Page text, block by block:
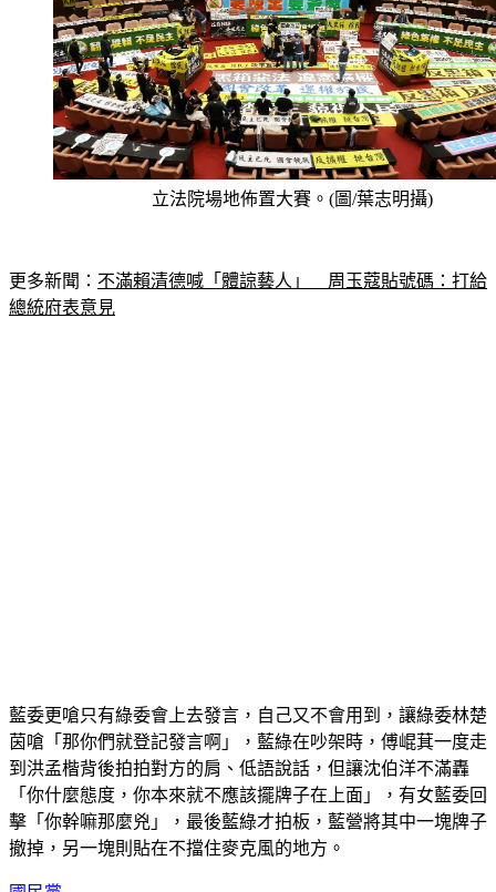
立法院場地佈置大賽。(圖/葉志明攝)
更多新聞： 不滿賴清德喊「體諒藝人」　周玉蔻貼號碼：打給
總統府表意見
藍委更嗆只有綠委會上去發言，自己又不會用到，讓綠委林楚
茵嗆「那你們就登記發言啊」，藍綠在吵架時，傅崐萁一度走
到洪孟楷背後拍拍對方的肩、低語說話，但讓沈伯洋不滿轟
「你什麼態度，你本來就不應該擺牌子在上面」，有女藍委回
擊「你幹嘛那麼兇」，最後藍綠才拍板，藍營將其中一塊牌子
撤掉，另一塊則貼在不擋住麥克風的地方。